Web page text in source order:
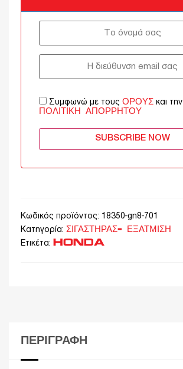
Συμφωνώ με τους ΌΡΟΥΣ και την
ΠΟΛΙΤΙΚΉ ΑΠΟΡΡΉΤΟΥ
SUBSCRIBE NOW
Κωδικός προϊόντος: 18350-gn8-701
Κατηγορία: ΣΙΓΑΣΤΗΡΑΣ- ΕΞΑΤΜΙΣΗ
Ετικέτα: HONDA
ΠΕΡΙΓΡΑΦΉ